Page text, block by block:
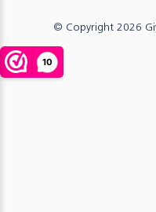
© Copyright 2026